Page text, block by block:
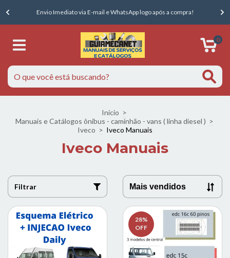
Envio Imediato via E-mail e WhatsApp logo após a compra!
0
Início >
Manuais e Catálogos ônibus - caminhão - vans ( linha diesel ) >
Iveco > Iveco Manuais
Iveco Manuais
Filtrar
28%
OFF